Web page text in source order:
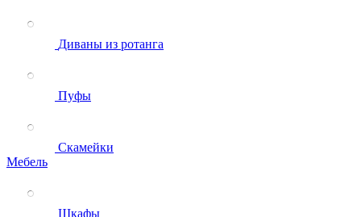
Диваны из ротанга
Пуфы
Скамейки
Мебель
Шкафы